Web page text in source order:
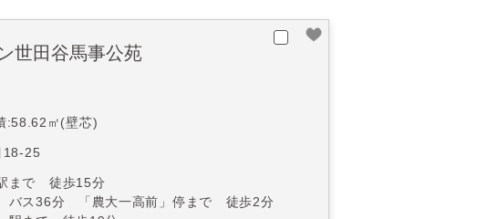
世田谷馬事公苑
:58.62㎡(壁芯)
18-25
まで 徒歩15分
バス36分 「農大一高前」停まで 徒歩2分